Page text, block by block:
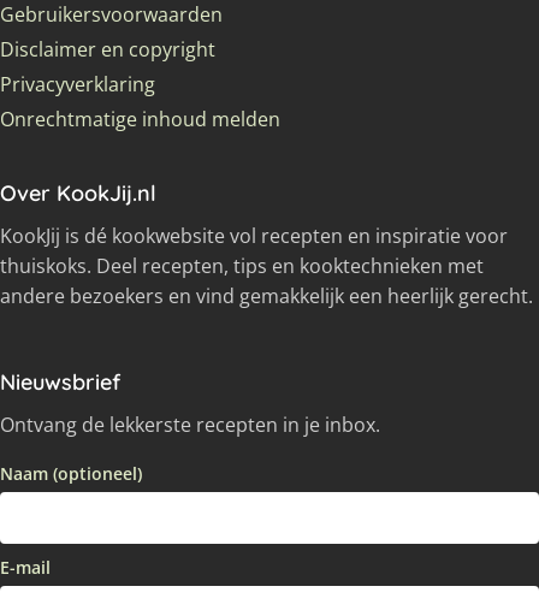
Gebruikersvoorwaarden
Disclaimer en copyright
Privacyverklaring
Onrechtmatige inhoud melden
Over KookJij.nl
KookJij is dé kookwebsite vol recepten en inspiratie voor
thuiskoks. Deel recepten, tips en kooktechnieken met
andere bezoekers en vind gemakkelijk een heerlijk gerecht.
Nieuwsbrief
Ontvang de lekkerste recepten in je inbox.
Naam (optioneel)
E-mail